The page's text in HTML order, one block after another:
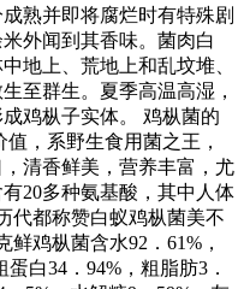
熟并即将腐烂时有特殊剧
外闻到其香味。菌肉白
地上、荒地上和乱坟堆、
至群生。夏季高温高湿，
鸡枞子实体。 鸡枞菌的
，系野生食用菌之王，
清香鲜美，营养丰富，尤
20多种氨基酸，其中人体
代都称赞白蚁鸡枞菌美不
鸡枞菌含水92．61%，
白34．94%，粗脂肪3．